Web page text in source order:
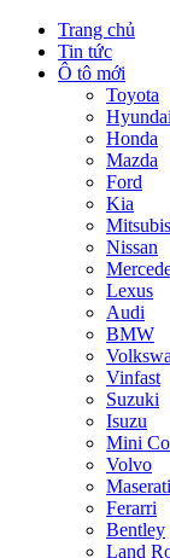
Trang chủ
Tin tức
Ô tô mới
Toyota
Hyundai
Honda
Mazda
Ford
Kia
Nissan
Lexus
Audi
BMW
Vinfast
Suzuki
Isuzu
Mini
Volvo
Maserati
Ferarri
Bentley
Land